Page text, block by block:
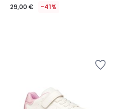
29,00 € -41%